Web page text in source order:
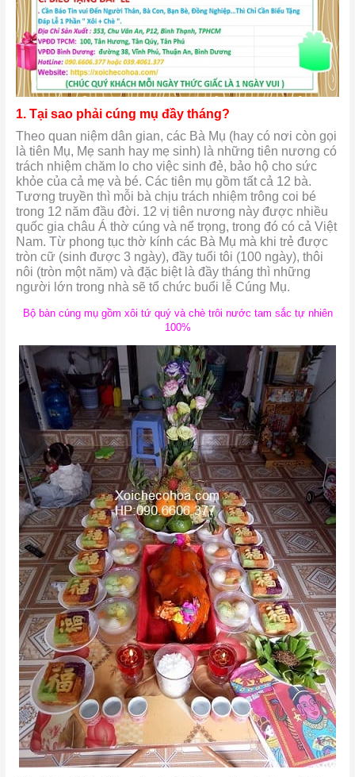
1. Tại sao phải cúng mụ đầy tháng?
Theo quan niệm dân gian, các Bà Mụ (hay có nơi còn gọi
là tiên Mụ, Mẹ sanh hay mẹ sinh) là những tiên nương có
trách nhiệm chăm lo cho việc sinh đẻ, bảo hộ cho sức
khỏe của cả mẹ và bé. Các tiên mụ gồm tất cả 12 bà.
Tương truyền thì mỗi bà chịu trách nhiệm trông coi bé
trong 12 năm đầu đời. 12 vị tiên nương này được nhiều
quốc gia châu Á thờ cúng và nể trọng, trong đó có cả Việt
Nam. Từ phong tục thờ kính các Bà Mụ mà khi trẻ được
tròn cữ (sinh được 3 ngày), đầy tuổi tôi (100 ngày), thôi
nôi (tròn một năm) và đặc biệt là đầy tháng thì những
người lớn trong nhà sẽ tổ chức buổi lễ Cúng Mụ.
Bộ bàn cúng mụ gồm xôi tứ quý và chè trôi nước tam sắc tự nhiên
100%